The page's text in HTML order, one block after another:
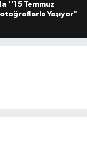
''15 Temmuz
Yaşıyor"